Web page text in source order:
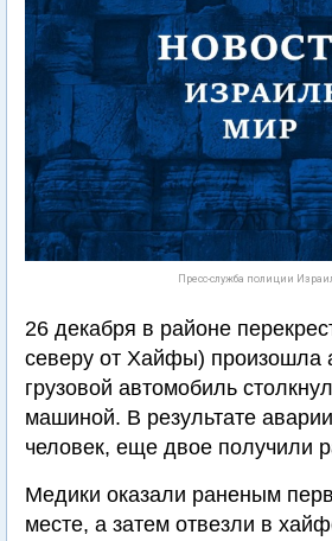
Пресс-служба полиции
26 декабря в районе
северу от Хайфы) произошла
грузовой автомобиль
машиной. В результате
человек, еще двое получили
Медики оказали раненым
месте, а затем отвезли в